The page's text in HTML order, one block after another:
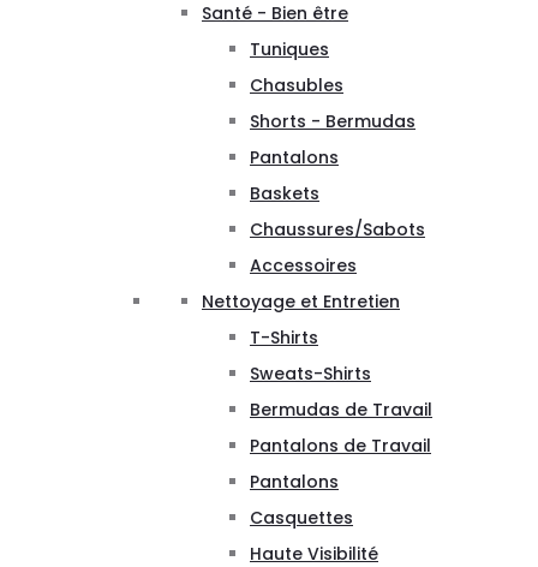
Santé - Bien être
Tuniques
Chasubles
Shorts - Bermudas
Pantalons
Baskets
Chaussures/Sabots
Accessoires
Nettoyage et Entretien
T-Shirts
Sweats-Shirts
Bermudas de Travail
Pantalons de Travail
Pantalons
Casquettes
Haute Visibilité